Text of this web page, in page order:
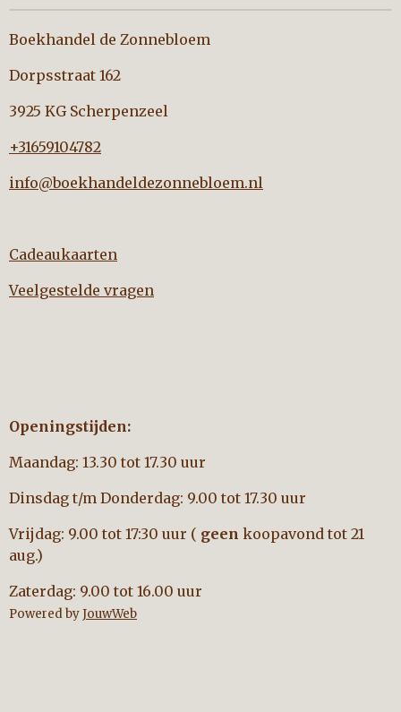
Boekhandel de Zonnebloem
Dorpsstraat 162
3925 KG Scherpenzeel
+31659104782
info@boekhandeldezonnebloem.nl
Cadeaukaarten
Veelgestelde vragen
Openingstijden:
Maandag: 13.30 tot 17.30 uur
Dinsdag t/m Donderdag: 9.00 tot 17.30 uur
Vrijdag: 9.00 tot 17:30 uur ( geen koopavond tot 21
aug.)
Zaterdag: 9.00 tot 16.00 uur
Powered byJouwWeb